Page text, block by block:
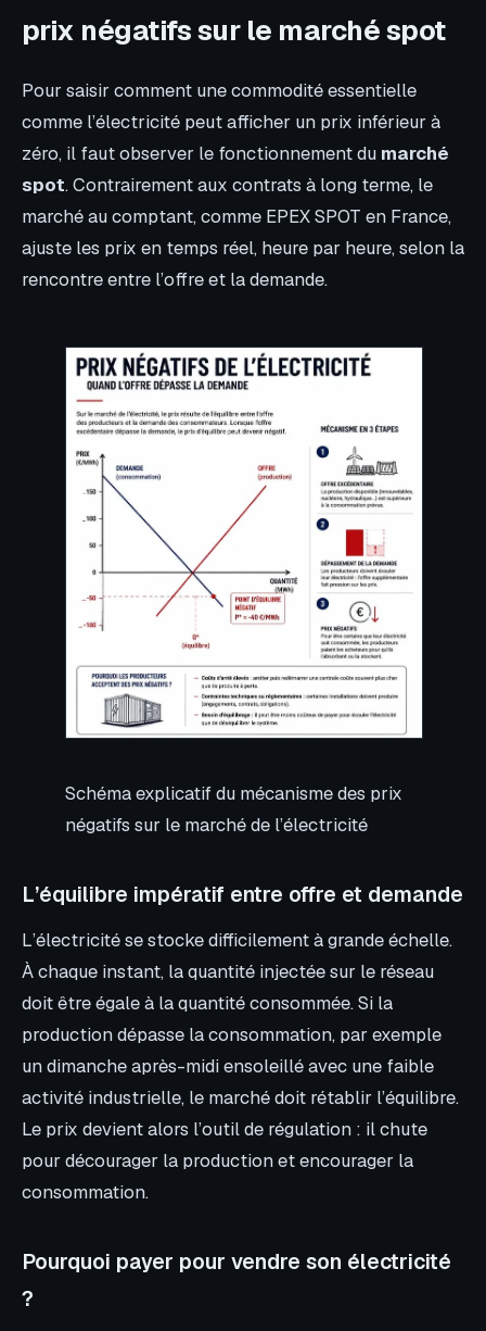
prix négatifs sur le marché spot
Pour saisir comment une commodité essentielle
comme l’électricité peut afficher un prix inférieur à
zéro, il faut observer le fonctionnement du marché
spot. Contrairement aux contrats à long terme, le
marché au comptant, comme EPEX SPOT en France,
ajuste les prix en temps réel, heure par heure, selon la
rencontre entre l’offre et la demande.
Schéma explicatif du mécanisme des prix
négatifs sur le marché de l’électricité
L’équilibre impératif entre offre et demande
L’électricité se stocke difficilement à grande échelle.
À chaque instant, la quantité injectée sur le réseau
doit être égale à la quantité consommée. Si la
production dépasse la consommation, par exemple
un dimanche après-midi ensoleillé avec une faible
activité industrielle, le marché doit rétablir l’équilibre.
Le prix devient alors l’outil de régulation : il chute
pour décourager la production et encourager la
consommation.
Pourquoi payer pour vendre son électricité
?